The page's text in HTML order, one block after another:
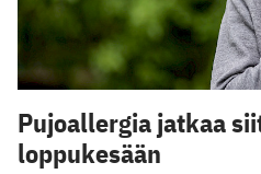
Pujoallergia jatkaa
loppukesään